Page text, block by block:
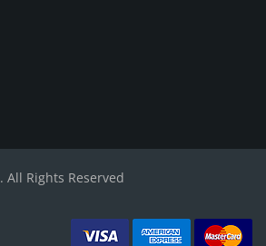
. All Rights Reserved